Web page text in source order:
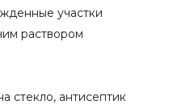
участки
раствором
антисептик